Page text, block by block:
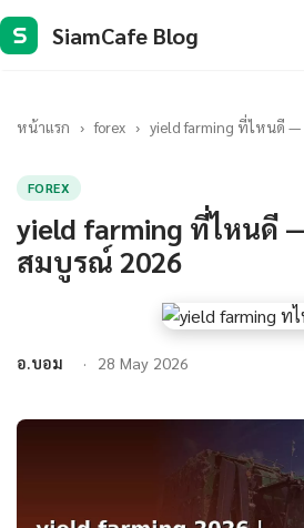
S SiamCafe Blog
หน้าแรก › forex › yield farming ที่ไหนดี
FOREX
yield farming ที่ไหนดี
สมบูรณ์ 2026
อ.บอม 28 May 2026